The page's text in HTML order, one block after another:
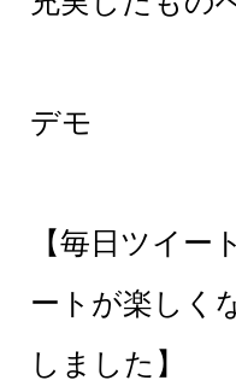
デモ
【毎日ツイー
ートが楽しく
しました】